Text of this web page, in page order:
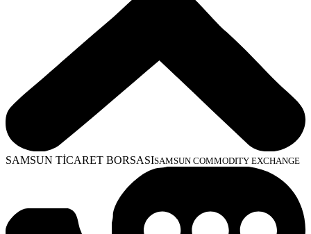
SAMSUN TİCARET BORSASISAMSUN COMMODITY EXCHANGE